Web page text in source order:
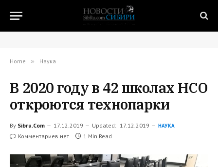
Home » Наука
В 2020 году в 42 школах НСО
откроются технопарки
By Sibru.Com 17.12.2019 Updated: 17.12.2019 НАУКА
Комментариев нет 1 Min Read